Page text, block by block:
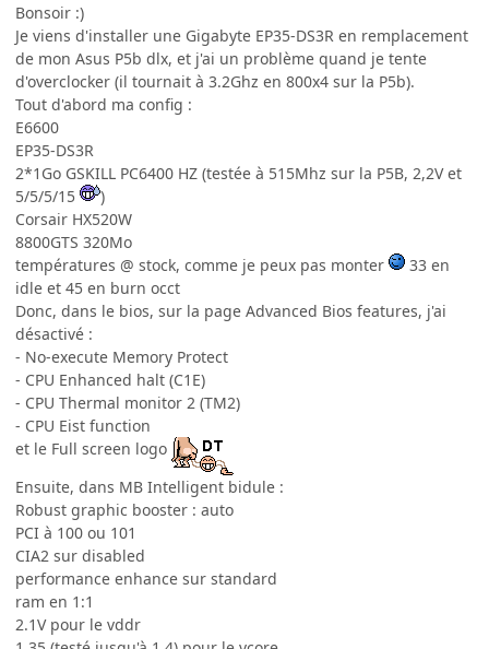
Bonsoir :)
Je viens d'installer une Gigabyte EP35-DS3R en remplacement
de mon Asus P5b dlx, et j'ai un problème quand je tente
d'overclocker (il tournait à 3.2Ghz en 800x4 sur la P5b).
Tout d'abord ma config :
E6600
EP35-DS3R
2*1Go GSKILL PC6400 HZ (testée à 515Mhz sur la P5B, 2,2V et
5/5/5/15
)
Corsair HX520W
8800GTS 320Mo
températures @ stock, comme je peux pas monter
33 en
idle et 45 en burn occt
Donc, dans le bios, sur la page Advanced Bios features, j'ai
désactivé :
- No-execute Memory Protect
- CPU Enhanced halt (C1E)
- CPU Thermal monitor 2 (TM2)
- CPU Eist function
et le Full screen logo
Ensuite, dans MB Intelligent bidule :
Robust graphic booster : auto
PCI à 100 ou 101
CIA2 sur disabled
performance enhance sur standard
ram en 1:1
2.1V pour le vddr